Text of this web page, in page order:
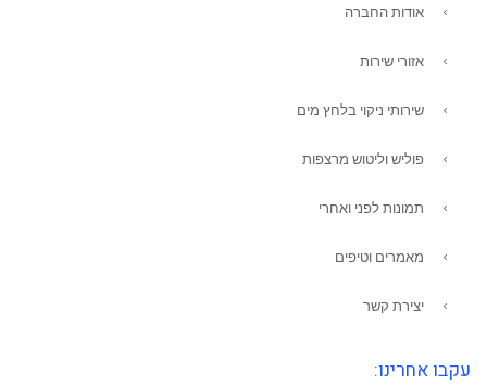
אודות החברה
אזורי שירות
שירותי ניקוי בלחץ מים
פוליש וליטוש מרצפות
תמונות לפני ואחרי
מאמרים וטיפים
יצירת קשר
עקבו אחרינו: